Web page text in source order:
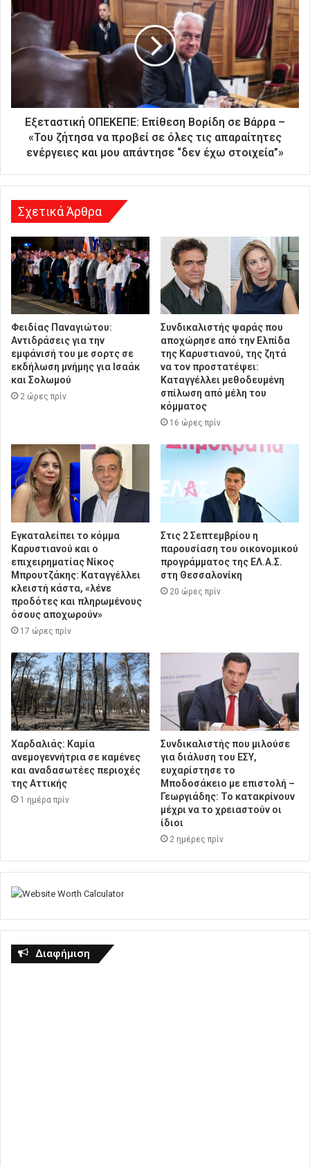
κ
ή
ς
δ
σ
Εξεταστική ΟΠΕΚΕΠΕ: Επίθεση Βορίδη σε Βάρρα –
«Του ζήτησα να προβεί σε όλες τις απαραίτητες
ενέργειες και μου απάντησε “δεν έχω στοιχεία”»
Σχετικά Άρθρα
Φειδίας Παναγιώτου:
Αντιδράσεις για την
εμφάνισή του με σορτς σε
εκδήλωση μνήμης για Ισαάκ
και Σολωμού
2 ώρες πρίν
Συνδικαλιστής ψαράς που
αποχώρησε από την Ελπίδα
της Καρυστιανού, της ζητά
να τον προστατέψει:
Καταγγέλλει μεθοδευμένη
σπίλωση από μέλη του
κόμματος
16 ώρες πρίν
Εγκαταλείπει το κόμμα
Καρυστιανού και ο
επιχειρηματίας Νίκος
Μπρουτζάκης: Καταγγέλλει
κλειστή κάστα, «λένε
προδότες και πληρωμένους
όσους αποχωρούν»
17 ώρες πρίν
Στις 2 Σεπτεμβρίου η
παρουσίαση του οικονομικού
προγράμματος της ΕΛ.Α.Σ.
στη Θεσσαλονίκη
20 ώρες πρίν
Χαρδαλιάς: Καμία
ανεμογεννήτρια σε καμένες
και αναδασωτέες περιοχές
της Αττικής
1 ημέρα πρίν
Συνδικαλιστής που μιλούσε
για διάλυση του ΕΣΥ,
ευχαρίστησε το
Μποδοσάκειο με επιστολή –
Γεωργιάδης: Το κατακρίνουν
μέχρι να το χρειαστούν οι
ίδιοι
2 ημέρες πρίν
Διαφήμιση